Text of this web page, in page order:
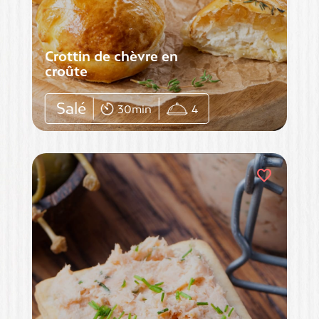
Crottin de chèvre en
croûte
Salé 30min 4
favorite